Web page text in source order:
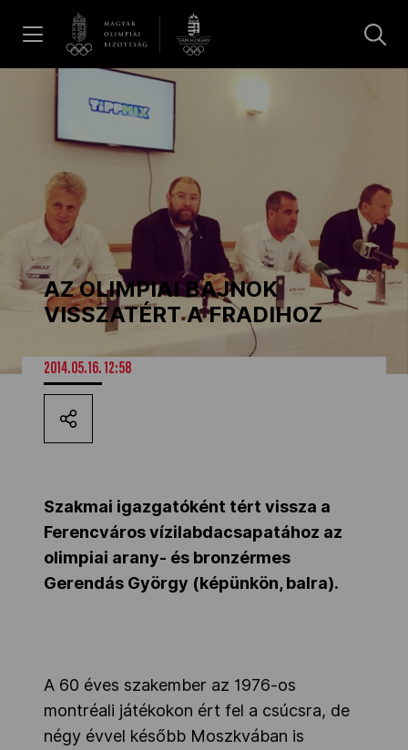
Galéria
Dakar 2026
Los Angeles 2028
MOB
Kettőskarrier-program
NOB
Társszervezetek
Adatbank
AZ OLIMPIAI BAJNOK
VISSZATÉRT A FRADIHOZ
2014.05.16. 12:58
Szakmai igazgatóként tért vissza a
Ferencváros vízilabdacsapatához az
olimpiai arany- és bronzérmes
Gerendás György (képünkön, balra).
A 60 éves szakember az 1976-os
montréali játékokon ért fel a csúcsra, de
négy évvel később Moszkvában is